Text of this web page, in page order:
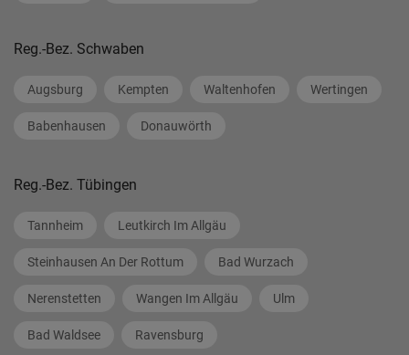
Reg.-Bez. Schwaben
Augsburg Kempten Waltenhofen Wertingen
Babenhausen Donauwörth
Reg.-Bez. Tübingen
Tannheim Leutkirch Im Allgäu
Steinhausen An Der Rottum Bad Wurzach
Nerenstetten Wangen Im Allgäu Ulm
Bad Waldsee Ravensburg